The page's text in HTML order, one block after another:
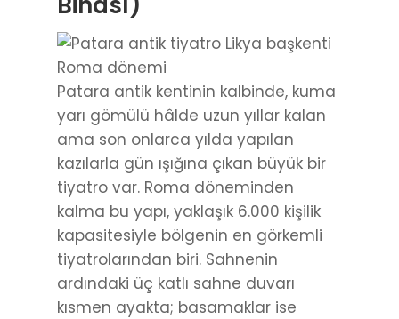
Patara antik kentinin kalbinde, kuma
yarı gömülü hâlde uzun yıllar kalan
ama son onlarca yılda yapılan
kazılarla gün ışığına çıkan büyük bir
tiyatro var. Roma döneminden
kalma bu yapı, yaklaşık 6.000 kişilik
kapasitesiyle bölgenin en görkemli
tiyatrolarından biri. Sahnenin
ardındaki üç katlı sahne duvarı
kısmen ayakta; basamaklar ise